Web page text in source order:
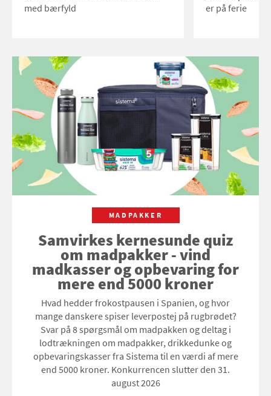
med bærfyld
er på ferie
MADPAKKER
Samvirkes kernesunde quiz
om madpakker - vind
madkasser og opbevaring for
mere end 5000 kroner
Hvad hedder frokostpausen i Spanien, og hvor
mange danskere spiser leverpostej på rugbrødet?
Svar på 8 spørgsmål om madpakken og deltag i
lodtrækningen om madpakker, drikkedunke og
opbevaringskasser fra Sistema til en værdi af mere
end 5000 kroner. Konkurrencen slutter den 31.
august 2026